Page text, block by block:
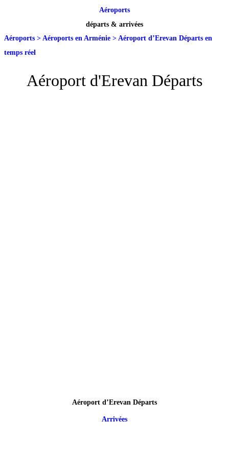
Aéroports
départs & arrivées
Aéroports > Aéroports en Arménie > Aéroport d’Erevan Départs en
temps réel
Aéroport d'Erevan Départs
Aéroport d’Erevan Départs
Arrivées